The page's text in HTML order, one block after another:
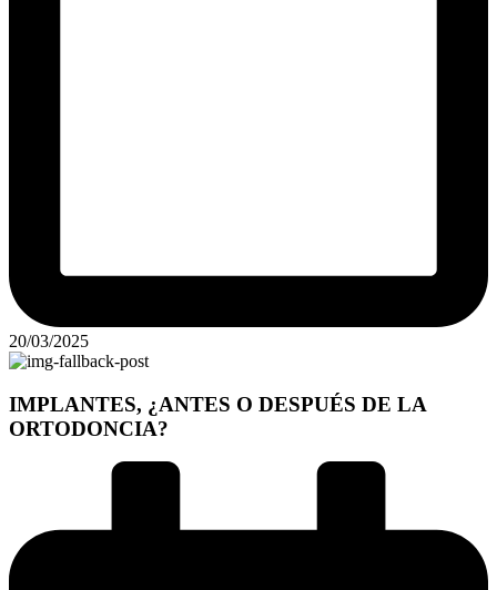
20/03/2025
IMPLANTES, ¿ANTES O DESPUÉS DE LA
ORTODONCIA?